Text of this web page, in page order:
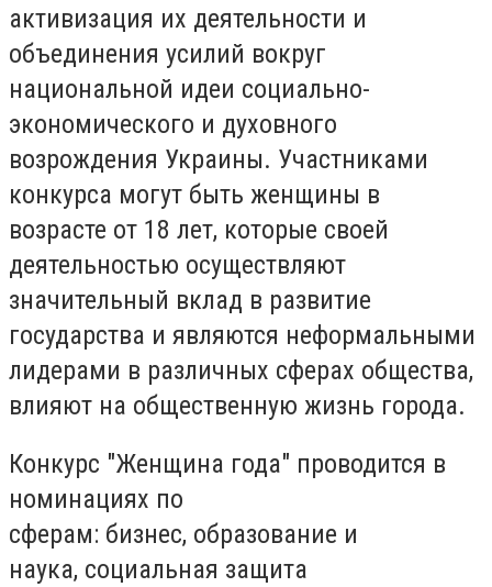
активизация их деятельности и
объединения усилий вокруг
национальной идеи социально-
экономического и духовного
возрождения Украины. Участниками
конкурса могут быть женщины в
возрасте от 18 лет, которые своей
деятельностью осуществляют
значительный вклад в развитие
государства и являются неформальными
лидерами в различных сферах общества,
влияют на общественную жизнь города.
Конкурс "Женщина года" проводится в
номинациях по
сферам: бизнес, образование и
наука, социальная защита